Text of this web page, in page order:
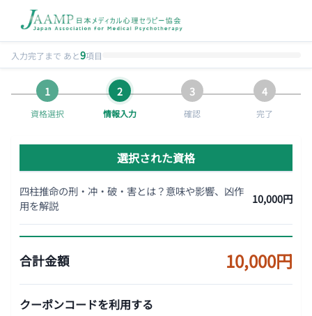
入力完了まで あと9項目
資格選択 情報入力 確認 完了
選択された資格
四柱推命の刑・冲・破・害とは？意味や影響、凶作
用を解説
10,000円
合計金額 10,000円
クーポンコードを利用する